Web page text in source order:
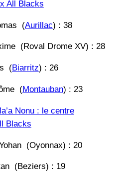
All Blacks
(Aurillac) : 38
(Roval Drome XV) : 28
(Biarritz) : 26
(Montauban) : 23
Nonu : le centre
Blacks
(Oyonnax) : 20
(Beziers) : 19